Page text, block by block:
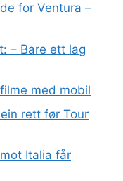
for Ventura –
– Bare ett lag
med mobil
rett før Tour
Italia får